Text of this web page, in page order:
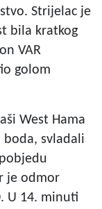
Strijelac je
bila kratkog
VAR
golom
West Hama
svladali
je odmor
U 14. minuti